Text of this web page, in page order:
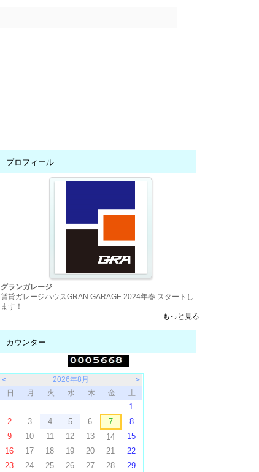
プロフィール
グランガレージ
賃貸ガレージハウスGRAN GARAGE 2024年春 スタートし
ます！
もっと見る
カウンター
＜ 2026年8月
＞
日
月 火 水 木 金 土
1
2
3 4 5 6 7
8
9
10 11 12 13 14
15
16
17 18 19 20 21
22
23
24 25 26 27 28
29